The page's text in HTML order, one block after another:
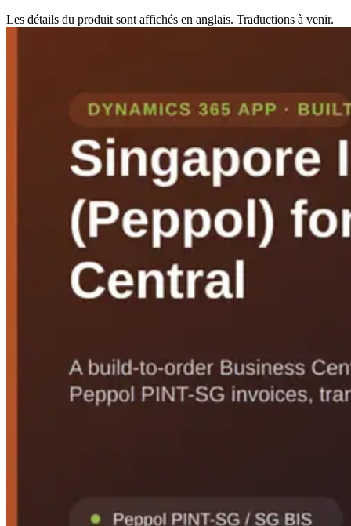
Les détails du produit sont affichés en anglais. Traductions à venir.